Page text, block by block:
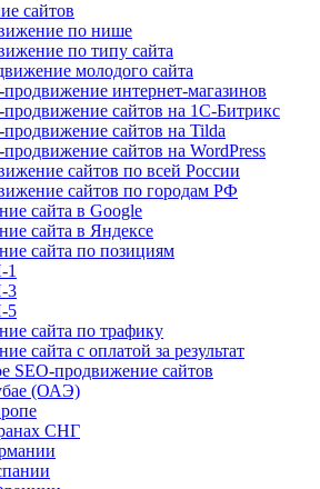
сайтов
по нише
по типу сайта
молодого сайта
продвижение интернет-магазинов
продвижение сайтов на 1С-Битрикс
продвижение сайтов на Tilda
продвижение сайтов на WordPress
сайтов по всей России
сайтов по городам РФ
сайта в Google
сайта в Яндексе
сайта по позициям
3
5
сайта по трафику
сайта с оплатой за результат
SEO-продвижение сайтов
(ОАЭ)
СНГ